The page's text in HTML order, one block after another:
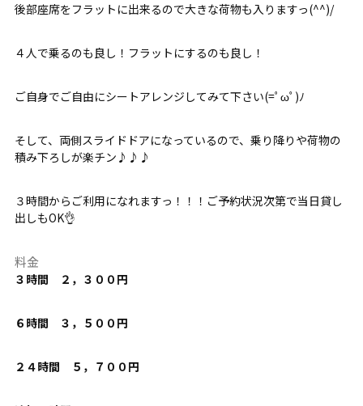
後部座席をフラットに出来るので大きな荷物も入りますっ(^^)/
４人で乗るのも良し！フラットにするのも良し！
ご自身でご自由にシートアレンジしてみて下さい(=ﾟωﾟ)ﾉ
そして、両側スライドドアになっているので、乗り降りや荷物の
積み下ろしが楽チン♪♪♪
３時間からご利用になれますっ！！！ご予約状況次第で当日貸し
出しもOK👌
料金
３時間 ２，３００円
６時間 ３，５００円
２４時間 ５，７００円